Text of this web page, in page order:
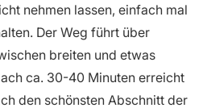
nehmen lassen, einfach mal
Der Weg führt über
breiten und etwas
ca. 30-40 Minuten erreicht
den schönsten Abschnitt der